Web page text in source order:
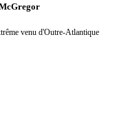
venu d'Outre-Atlantique